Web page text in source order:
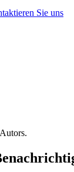
Sie uns